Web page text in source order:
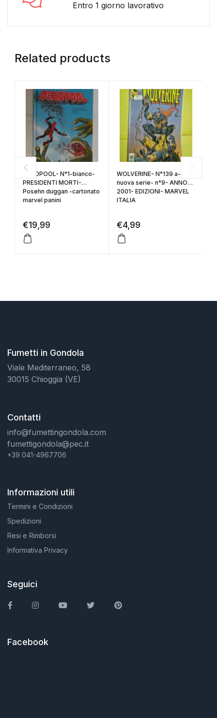
Entro 1 giorno lavorativo
Related products
DEADPOOL- N°1-bianco-
PRESIDENTI MORTI-
Posehn duggan -cartonato
marvel panini
€19,99
WOLVERINE- N°139 a-
nuova serie- n°9- ANNO
2001- EDIZIONI- MARVEL
ITALIA
€4,99
Fumetti in Gondola
Viale Mediterraneo, 58
30015 Chioggia (VE)
Contatti
info@fumettingondola.com
fumettigondola@pec.it
+39 041-4967706
Informazioni utili
Termini e Condizioni
Spedizioni
Resi e Rimborsi
Informativa Privacy
Seguici
FacebookInstagramYou TubeTwitter Pinterest
Facebook